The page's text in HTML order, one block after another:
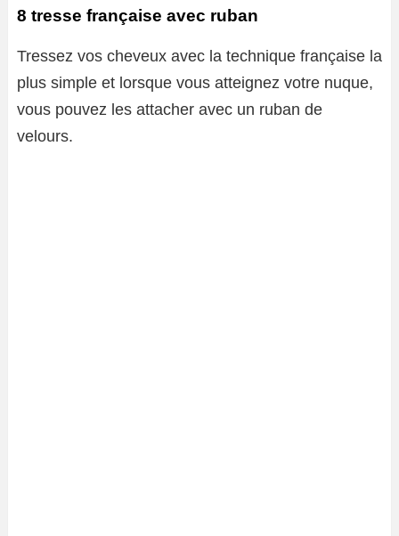
8 tresse française avec ruban
Tressez vos cheveux avec la technique française la
plus simple et lorsque vous atteignez votre nuque,
vous pouvez les attacher avec un ruban de
velours.